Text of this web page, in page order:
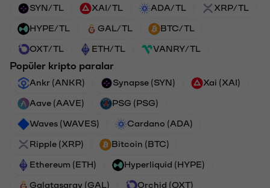
SYN/TL XAI/TL ADA/TL XRP/TL
HYPE/TL GAL/TL BTC/TL
OXT/TL ETH/TL VANRY/TL
Popüler kripto paralar
Ankr (ANKR) Synapse (SYN) Xai (XAI)
Aave (AAVE) PSG (PSG)
Waves (WAVES) Cardano (ADA)
Ripple (XRP) Bitcoin (BTC)
Ethereum (ETH) Hyperliquid (HYPE)
Galatasaray (GAL) Orchid (OXT)